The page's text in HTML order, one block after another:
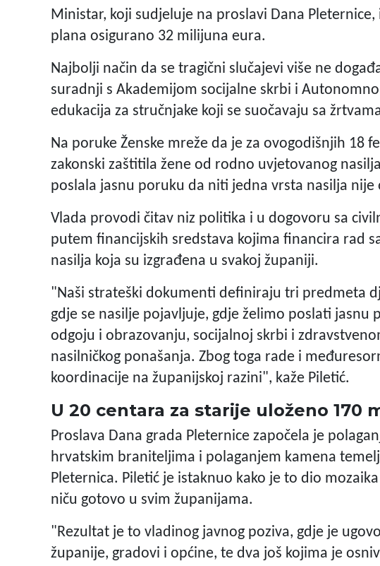
Ministar, koji sudjeluje na proslavi Dana
plana osigurano 32 milijuna eura.
Najbolji način da se tragični slučajevi više ne
suradnji s Akademijom socijalne skrbi i
edukacija za stručnjake koji se suočavaju sa
Na poruke Ženske mreže da je za ovogodišnjih 18
zakonski zaštitila žene od rodno uvjetovanog
poslala jasnu poruku da niti jedna vrsta nasilja nije
Vlada provodi čitav niz politika i u dogovoru sa
putem financijskih sredstava kojima financira rad
nasilja koja su izgrađena u svakoj županiji.
"Naši strateški dokumenti definiraju tri predmeta
gdje se nasilje pojavljuje, gdje želimo poslati jasnu
odgoju i obrazovanju, socijalnoj skrbi i
nasilničkog ponašanja. Zbog toga rade i
koordinacije na županijskoj razini", kaže Piletić.
U 20 centara za starije uloženo 170
Proslava Dana grada Pleternice započela je
hrvatskim braniteljima i polaganjem kamena
Pleternica. Piletić je istaknuo kako je to dio
niču gotovo u svim županijama.
"Rezultat je to vladinog javnog poziva, gdje je
županije, gradovi i općine, te dva još kojima je